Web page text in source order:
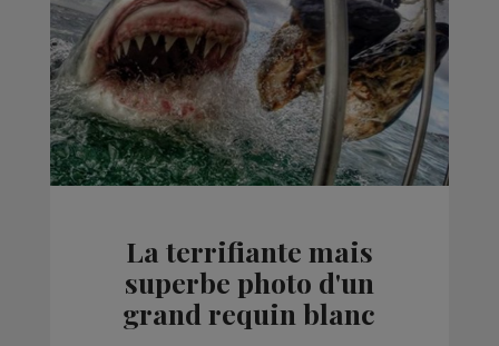
La terrifiante mais
superbe photo d'un
grand requin blanc